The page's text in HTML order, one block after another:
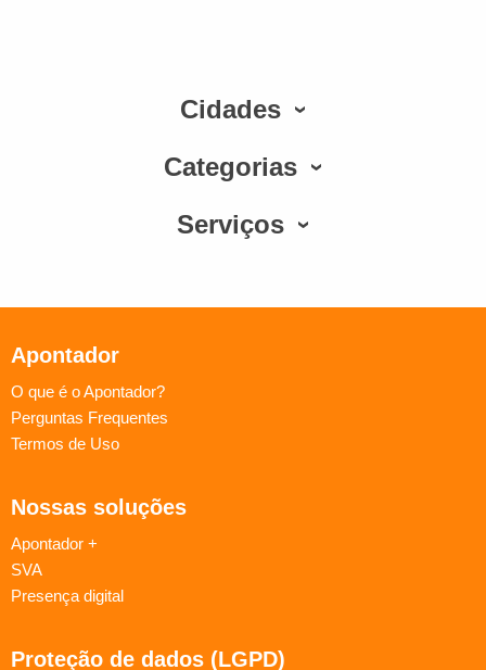
Cidades
Categorias
Serviços
Apontador
O que é o Apontador?
Perguntas Frequentes
Termos de Uso
Nossas soluções
Apontador +
SVA
Presença digital
Proteção de dados (LGPD)